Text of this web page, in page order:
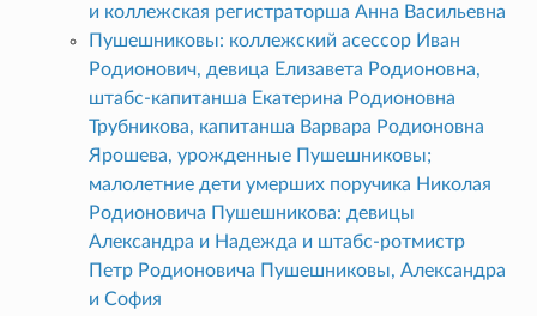
и коллежская регистраторша Анна Васильевна
Пушешниковы: коллежский асессор Иван
Родионович, девица Елизавета Родионовна,
штабс-капитанша Екатерина Родионовна
Трубникова, капитанша Варвара Родионовна
Ярошева, урожденные Пушешниковы;
малолетние дети умерших поручика Николая
Родионовича Пушешникова: девицы
Александра и Надежда и штабс-ротмистр
Петр Родионовича Пушешниковы, Александра
и София